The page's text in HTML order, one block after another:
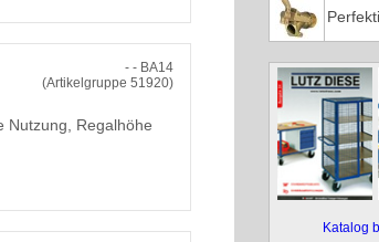
- - BA14
(Artikelgruppe 51920)
Nutzung, Regalhöhe
Katalog